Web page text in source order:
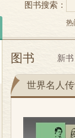
图书搜索：
热
图书 新书
世界名人